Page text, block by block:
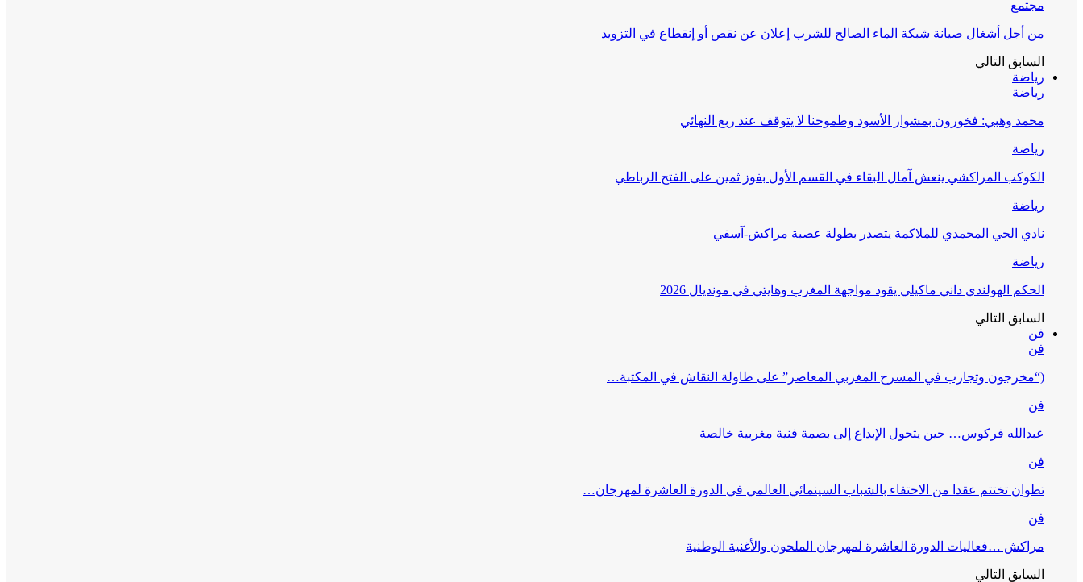
مجتمع
من أجل أشغال صيانة شبكة الماء الصالح للشرب إعلان عن نقص أو إنقطاع في التزويد
السابق التالي
رياضة
رياضة
محمد وهبي: فخورون بمشوار الأسود وطموحنا لا يتوقف عند ربع النهائي
رياضة
الكوكب المراكشي ينعش آمال البقاء في القسم الأول بفوز ثمين على الفتح الرباطي
رياضة
نادي الحي المحمدي للملاكمة يتصدر بطولة عصبة مراكش-آسفي
رياضة
الحكم الهولندي داني ماكيلي يقود مواجهة المغرب وهايتي في مونديال 2026
السابق التالي
فن
فن
(“مخرجون وتجارب في المسرح المغربي المعاصر” على طاولة النقاش في المكتبة…
فن
عبدالله فركوس… حين يتحول الإبداع إلى بصمة فنية مغربية خالصة
فن
تطوان تختتم عقدا من الاحتفاء بالشباب السينمائي العالمي في الدورة العاشرة لمهرجان…
فن
مراكش …فعاليات الدورة العاشرة لمهرجان الملحون والأغنية الوطنية
السابق التالي